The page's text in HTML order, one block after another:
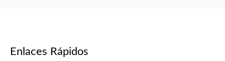
Enlaces Rápidos